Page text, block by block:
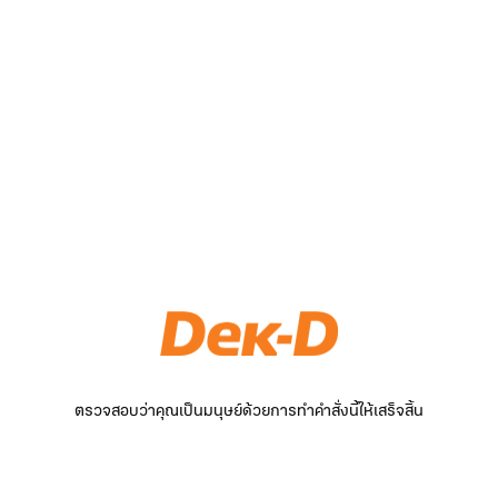
ตรวจสอบว่าคุณเป็นมนุษย์ด้วยการทำคำสั่งนี้ให้เสร็จสิ้น